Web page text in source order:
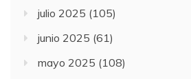
julio 2025 (105)
junio 2025 (61)
mayo 2025 (108)